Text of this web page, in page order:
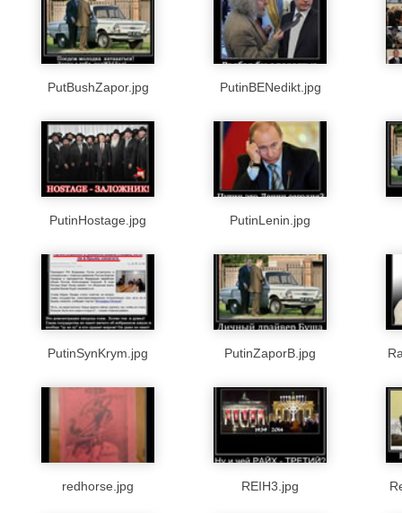
PutBushZapor.jpg PutinBENedikt.jpg
PutinHostage.jpg PutinLenin.jpg
PutinSynKrym.jpg PutinZaporB.jpg
redhorse.jpg REIH3.jpg